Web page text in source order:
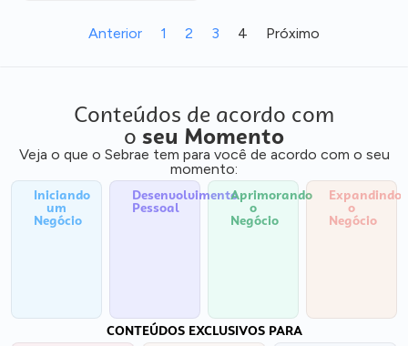
Anterior 1 2 3 4 Próximo
Conteúdos de acordo com
o seu Momento
Veja o que o Sebrae tem para você de acordo com o seu
momento:
Iniciando
um
Negócio
Desenvolvimento
Pessoal
Aprimorando
o
Negócio
Expandindo
o
Negócio
CONTEÚDOS EXCLUSIVOS PARA